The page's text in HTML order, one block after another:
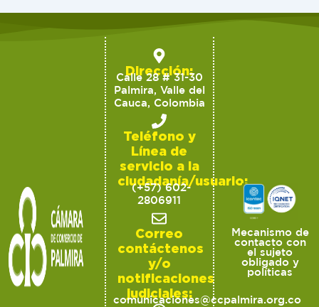
Dirección:
Calle 28 # 31-30
Palmira, Valle del
Cauca, Colombia
Teléfono y
Línea de
servicio a la
ciudadanía/usuario:
(+57) 602-
2806911
Correo
contáctenos
y/o
notificaciones
judiciales:
comunicaciones@ccpalmira.org.co
Mecanismo de
contacto con
el sujeto
obligado y
políticas